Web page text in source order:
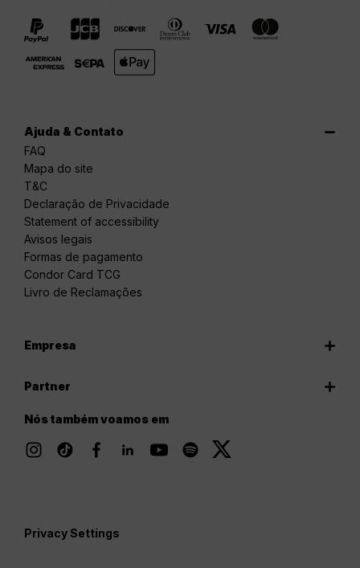
Ajuda & Contato
FAQ
Mapa do site
T&C
Declaração de Privacidade
Statement of accessibility
Avisos legais
Formas de pagamento
Condor Card TCG
Livro de Reclamações
Empresa
Partner
Nós também voamos em
Privacy Settings